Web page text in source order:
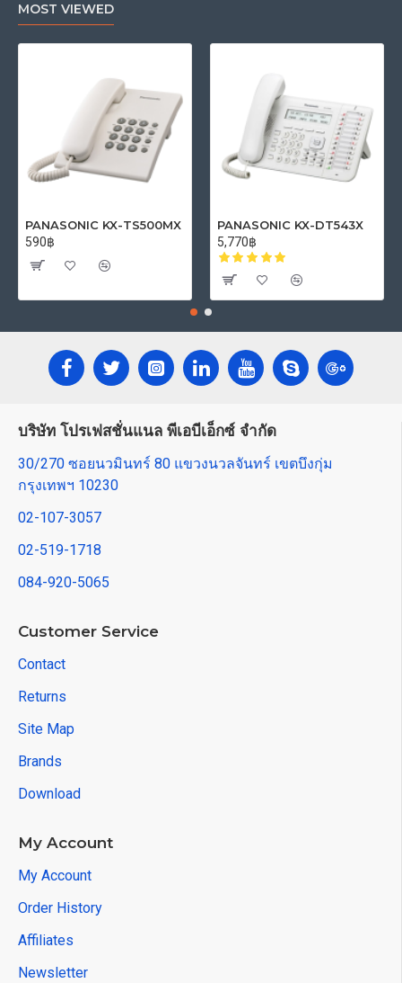
MOST VIEWED
PANASONIC KX-TS500MX
590฿
PANASONIC KX-DT543X
5,770฿
บริษัท โปรเฟสชั่นแนล พีเอบีเอ็กซ์ จำกัด
30/270 ซอยนวมินทร์ 80 แขวงนวลจันทร์ เขตบึงกุ่ม
กรุงเทพฯ 10230
02-107-3057
02-519-1718
084-920-5065
Customer Service
Contact
Returns
Site Map
Brands
Download
My Account
My Account
Order History
Affiliates
Newsletter